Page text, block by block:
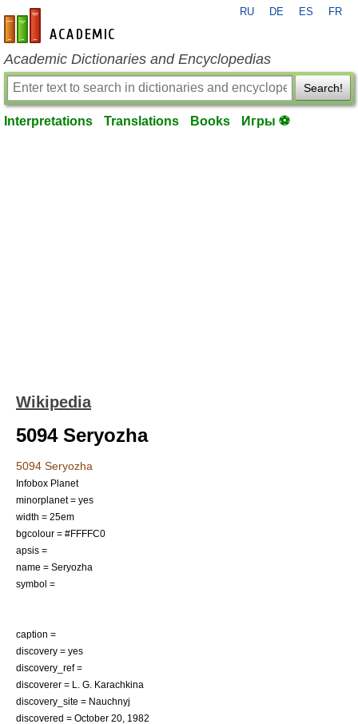
en-academic.com
RU DE ES FR
Academic Dictionaries and Encyclopedias
Search!
Interpretations Translations Books Игры ⚽
Wikipedia
5094 Seryozha
5094 Seryozha
Infobox Planet
minorplanet = yes
width = 25em
bgcolour = #FFFFC0
apsis =
name = Seryozha
symbol =
caption =
discovery = yes
discovery_ref =
discoverer = L. G. Karachkina
discovery_site = Nauchnyj
discovered = October 20 1982